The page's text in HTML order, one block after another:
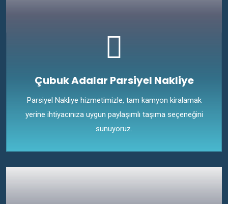
Çubuk Adalar Parsiyel Nakliye
Parsiyel Nakliye hizmetimizle, tam kamyon kiralamak
yerine ihtiyacınıza uygun paylaşımlı taşıma seçeneğini
sunuyoruz.